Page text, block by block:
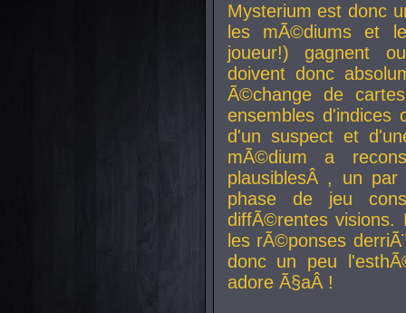
Mysterium est donc
les mÃ©diums et
joueur!) gagnent
doivent donc
Ã©change de
ensembles d'indices
d'un suspect et
mÃ©dium a
plausiblesÂ , un par
phase de jeu
diffÃ©rentes visions.
les rÃ©ponses
donc un peu
adore Ã§aÂ !